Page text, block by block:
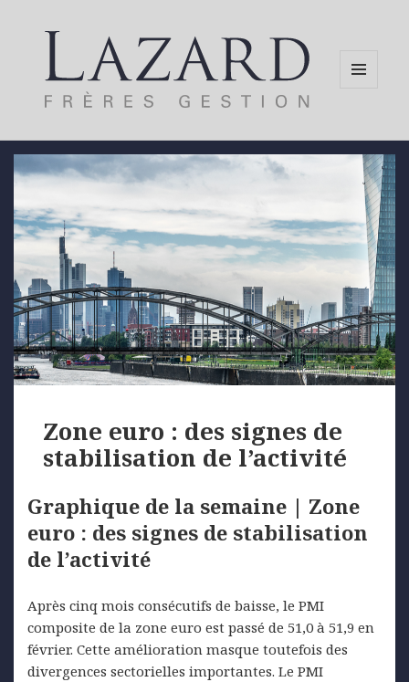
Zone euro : des signes de
stabilisation de l’activité
Graphique de la semaine | Zone
euro : des signes de stabilisation
de l’activité
Après cinq mois consécutifs de baisse, le PMI
composite de la zone euro est passé de 51,0 à 51,9 en
février. Cette amélioration masque toutefois des
divergences sectorielles importantes. Le PMI